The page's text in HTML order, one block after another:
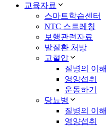
교육자료
스마트학습센터
NTC 스트레칭
보행관련자료
발질환 처방
고혈압
질병의 이해
영양섭취
운동하기
당뇨병
질병의 이해
영양섭취